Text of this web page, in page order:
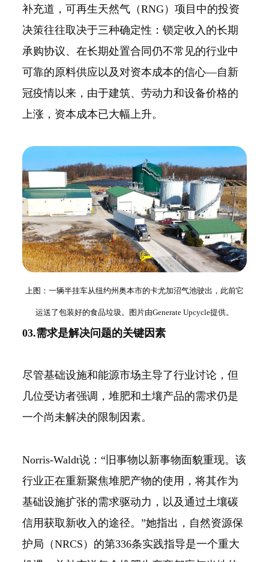
补充道，可再生天然气（RNG）项目中的投资
决策往往取决于三种确定性：锁定收入的长期
承购协议、在长期处置合同仍不常见的行业中
可靠的原料供应以及对资本成本的信心—自新
冠疫情以来，由于建筑、劳动力和设备价格的
上涨，资本成本已大幅上升。
上图：一辆半挂车从纽约州奥本市的卡尤加沼气池驶出，此前它
运送了包装好的食品垃圾。图片由Generate Upcycle提供。
03.需求是解决问题的关键因素
尽管基础设施和能源市场主导了行业讨论，但
几位受访者强调，堆肥和土壤产品的需求仍是
一个尚未解决的限制因素。
Norris-Waldt说：“旧事物以新事物面貌重现。该
行业正在重新聚焦堆肥产物的使用，将其作为
基础设施扩张的需求驱动力，以及通过土壤碳
信用获取新收入的途径。”她指出，自然资源保
护局（NRCS）的第336条实践指导是一个重大